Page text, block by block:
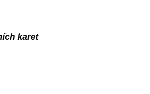
karet